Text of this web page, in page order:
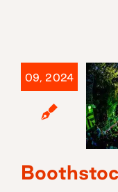
09, 2024